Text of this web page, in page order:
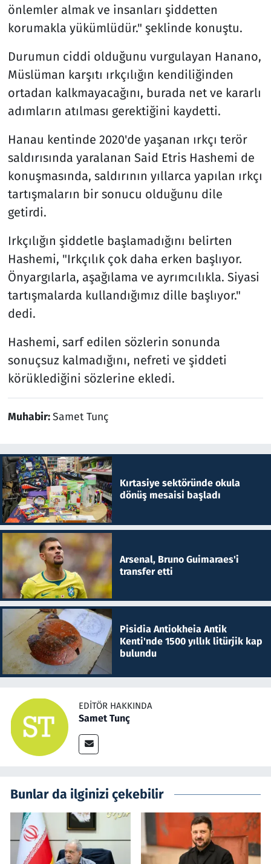
önlemler almak ve insanları şiddetten
korumakla yükümlüdür." şeklinde konuştu.
Durumun ciddi olduğunu vurgulayan Hanano,
Müslüman karşıtı ırkçılığın kendiliğinden
ortadan kalkmayacağını, burada net ve kararlı
adımların atılması gerektiğini kaydetti.
Hanau kentinde 2020'de yaşanan ırkçı terör
saldırısında yaralanan Said Etris Hashemi de
konuşmasında, saldırının yıllarca yapılan ırkçı
tartışmaların bir sonucu olduğunu dile
getirdi.
Irkçılığın şiddetle başlamadığını belirten
Hashemi, "Irkçılık çok daha erken başlıyor.
Önyargılarla, aşağılama ve ayrımcılıkla. Siyasi
tartışmalarda kullandığımız dille başlıyor."
dedi.
Hashemi, sarf edilen sözlerin sonunda
sonuçsuz kalmadığını, nefreti ve şiddeti
körüklediğini sözlerine ekledi.
Muhabir:Samet Tunç
Kırtasiye sektöründe okula
dönüş mesaisi başladı
Arsenal, Bruno Guimaraes'i
transfer etti
Pisidia Antiokheia Antik
Kenti'nde 1500 yıllık litürjik kap
bulundu
EDITÖR HAKKINDA
Samet Tunç
Bunlar da ilginizi çekebilir